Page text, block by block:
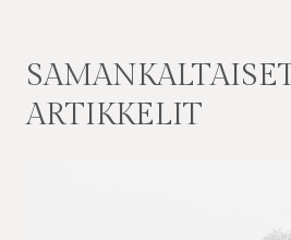
ARTIKKELIT